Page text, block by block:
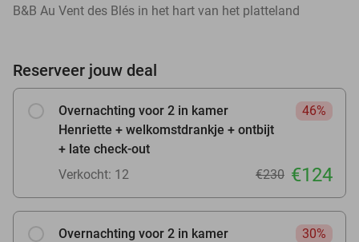
B&B Au Vent des Blés in het hart van het platteland
Reserveer jouw deal
Overnachting voor 2 in kamer
Henriette + welkomstdrankje + ontbijt
+ late check-out
46%
Verkocht: 12 €230 €124
Overnachting voor 2 in kamer
30%